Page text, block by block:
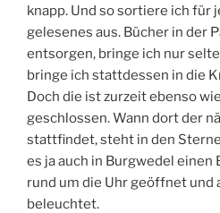
knapp. Und so sortiere ich für
gelesenes aus. Bücher in der
entsorgen, bringe ich nur
bringe ich stattdessen in die
Doch die ist zurzeit ebenso
geschlossen. Wann dort der
stattfindet, steht in den
es ja auch in Burgwedel einen
rund um die Uhr geöffnet und
beleuchtet.